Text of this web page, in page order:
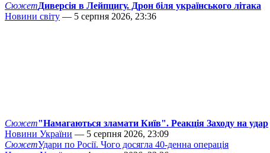
СюжетДиверсія в Лейпцигу. Дрон біля українського літака
Новини світу — 5 серпня 2026, 23:36
Сюжет"Намагаються зламати Київ". Реакція Заходу на удар
Новини України — 5 серпня 2026, 23:09
СюжетУдари по Росії. Чого досягла 40-денна операція